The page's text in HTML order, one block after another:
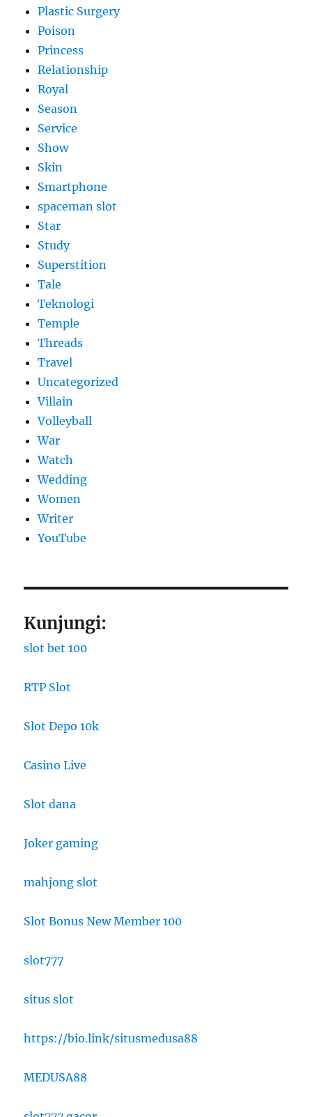
Plastic Surgery
Poison
Princess
Relationship
Royal
Season
Service
Show
Skin
Smartphone
spaceman slot
Star
Study
Superstition
Tale
Teknologi
Temple
Threads
Travel
Uncategorized
Villain
Volleyball
War
Watch
Wedding
Women
Writer
YouTube
Kunjungi:
slot bet 100
RTP Slot
Slot Depo 10k
Casino Live
Slot dana
Joker gaming
mahjong slot
Slot Bonus New Member 100
slot777
situs slot
https://bio.link/situsmedusa88
MEDUSA88